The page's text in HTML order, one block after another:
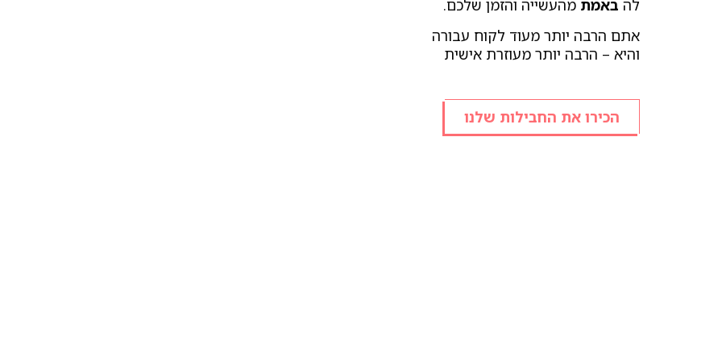
לה באמת מהעשייה והזמן שלכם.
אתם הרבה יותר מעוד לקוח עבורה
והיא – הרבה יותר מעוזרת אישית
הכירו את החבילות שלנו